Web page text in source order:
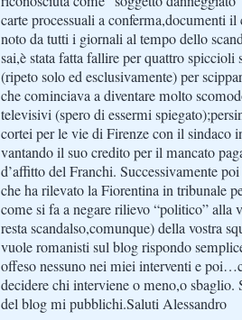
carte processuali a conferma,documenti il
noto da tutti i giornali al tempo dello
sai,è stata fatta fallire per quattro spiccioli
(ripeto solo ed esclusivamente) per
che cominciava a diventare molto
televisivi (spero di essermi
cortei per le vie di Firenze con il sindaco
vantando il suo credito per il mancato
d’affitto del Franchi. Successivamente
che ha rilevato la Fiorentina in tribunale
come si fa a negare rilievo “politico” alla
resta scandalso,comunque) della vostra
vuole romanisti sul blog rispondo
offeso nessuno nei miei interventi e
decidere chi interviene o meno,o sbaglio.
del blog mi pubblichi.Saluti Alessandro